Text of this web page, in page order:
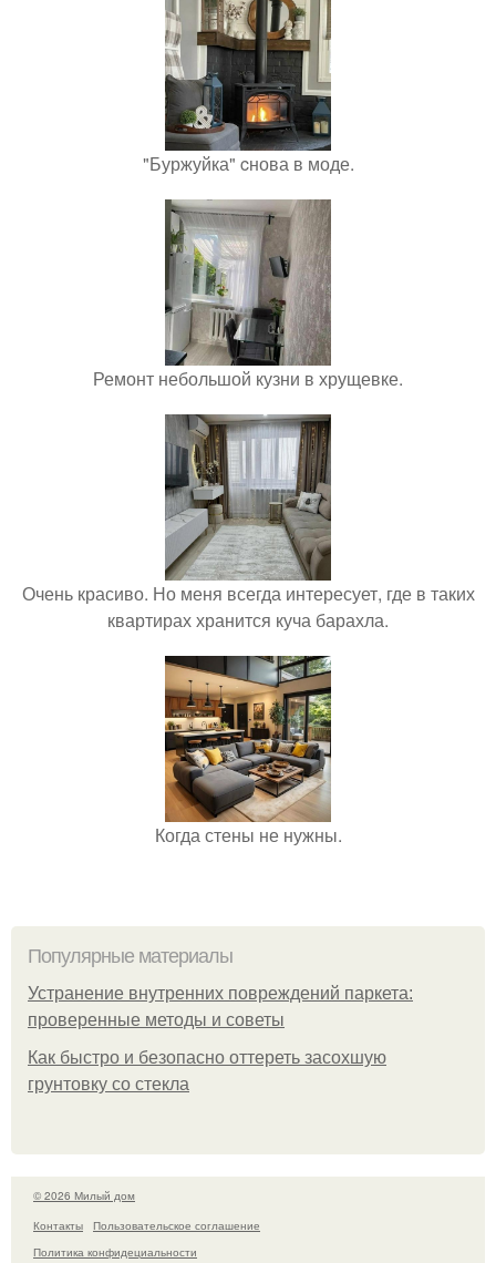
"Буржуйка" cнова в моде.
Ремонт небольшой кузни в хрущевке.
Очень красиво. Но меня всегда интересует, где в таких
квартирах хранится куча барахла.
Когда стены не нужны.
Популярные материалы
Устранение внутренних повреждений паркета:
проверенные методы и советы
Как быстро и безопасно оттереть засохшую
грунтовку со стекла
© 2026 Милый дом
Контакты
Пользовательское соглашение
Политика конфидециальности